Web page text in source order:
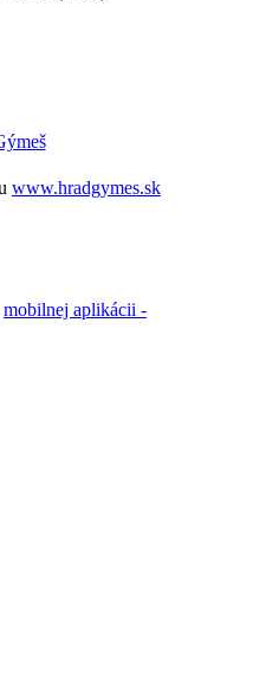
www.hradgymes.sk
mobilnej aplikácii -